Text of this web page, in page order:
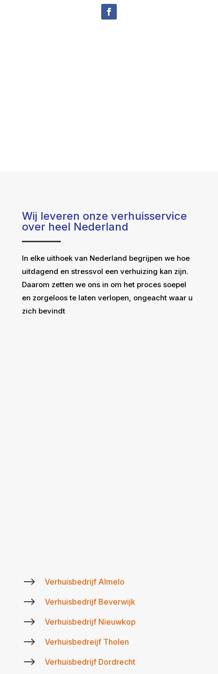
Wij leveren onze verhuisservice
over heel Nederland
In elke uithoek van Nederland begrijpen we hoe
uitdagend en stressvol een verhuizing kan zijn.
Daarom zetten we ons in om het proces soepel
en zorgeloos te laten verlopen, ongeacht waar u
zich bevindt
$ Verhuisbedrijf Almelo
$ Verhuisbedrijf Beverwijk
$ Verhuisbedrijf Nieuwkop
$ Verhuisbedreijf Tholen
$ Verhuisbedrijf Dordrecht